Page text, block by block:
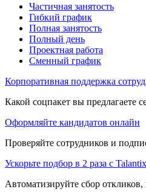
Частичная занятость
Гибкий график
Полная занятость
Полный день
Проектная работа
Сменный график
Корпоративная поддержка
Какой соцпакет вы предлагаете
Оформляйте кандидатов онлайн
Проверяйте сотрудников и
Ускорьте подбор в 2 раза с Talantix
Автоматизируйте сбор